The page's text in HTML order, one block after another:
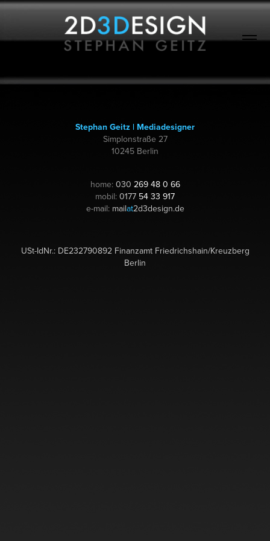
Stephan Geitz | Mediadesigner
Simplonstraße 27
10245 Berlin
home: 030 269 48 0 66
mobil: 0177 54 33 917
e-mail:mailat2d3design.de
USt-IdNr.: DE232790892 Finanzamt Friedrichshain/Kreuzberg
Berlin